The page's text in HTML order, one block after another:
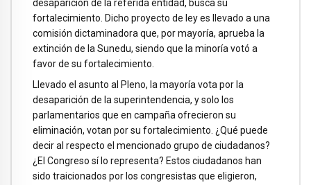
desaparición de la referida entidad, busca su
fortalecimiento. Dicho proyecto de ley es llevado a una
comisión dictaminadora que, por mayoría, aprueba la
extinción de la Sunedu, siendo que la minoría votó a
favor de su fortalecimiento.
Llevado el asunto al Pleno, la mayoría vota por la
desaparición de la superintendencia, y solo los
parlamentarios que en campaña ofrecieron su
eliminación, votan por su fortalecimiento. ¿Qué puede
decir al respecto el mencionado grupo de ciudadanos?
¿El Congreso sí lo representa? Estos ciudadanos han
sido traicionados por los congresistas que eligieron,